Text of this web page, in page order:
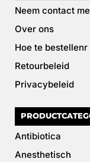
Neem contact
Over ons
Hoe te bestellenr
Retourbeleid
Privacybeleid
Antibiotica
Anesthetisch